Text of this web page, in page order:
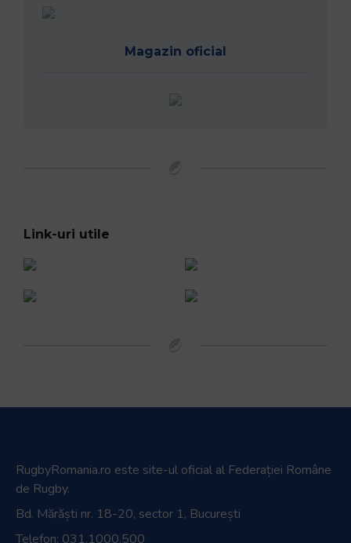
Magazin oficial
Link-uri utile
RugbyRomania.ro este site-ul oficial al Federației Române
de Rugby.
Bd. Mărăști nr. 18-20, sector 1, București
Telefon: 031.1000.500